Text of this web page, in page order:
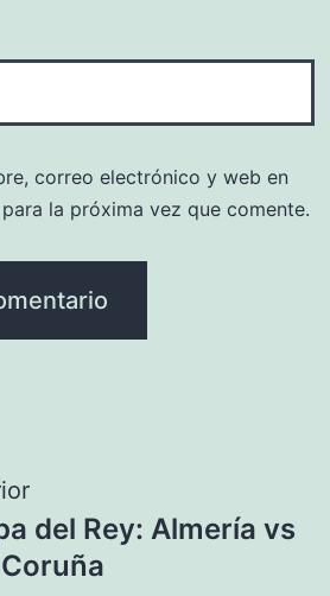
correo electrónico y web en
la próxima vez que comente.
del Rey: Almería vs